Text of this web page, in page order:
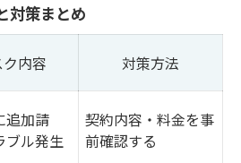
対策まとめ
ク内容 対策方法
追加請
ブル発生
契約内容・料金を事
前確認する